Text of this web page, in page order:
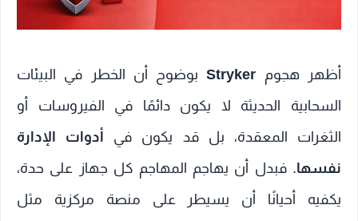
أظهر هجوم Strykerبوضوح أن الخطر في البيئات
السحابية الحديثة لا يكون دائمًا في الفيروسات أو
الثغرات المعقدة، بل قد يكون في أدوات الإدارة
نفسها. فبدل أن يهاجم المهاجم كل جهاز على حدة،
يكفيه أحيانًا أن يسيطر على منصة مركزية مثل